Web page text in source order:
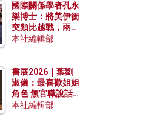
國際關係學者孔永
樂博士：將美伊衝
突類比越戰，兩者
有何異同？中國崛
本社編輯部
書展2026｜葉劉
淑儀：最喜歡姐姐
角色 無官職說話
包袱少
本社編輯部